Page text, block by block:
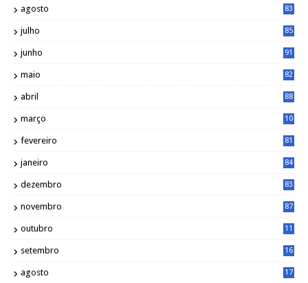
agosto 83
julho 85
junho 91
maio 82
abril 88
março
10
fevereiro 81
janeiro 84
dezembro 83
novembro 87
outubro
11
setembro
16
agosto
17